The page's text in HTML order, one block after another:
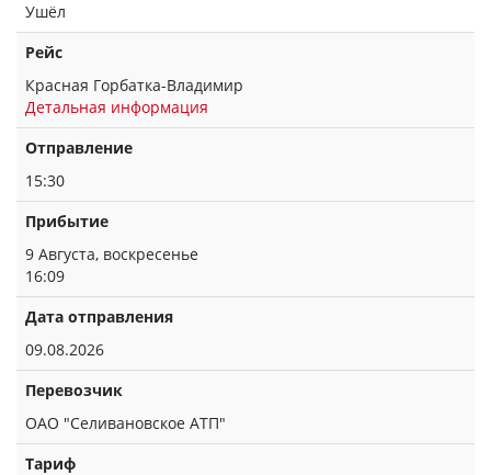
Ушёл
Рейс
Красная Горбатка-Владимир
Детальная информация
Отправление
15:30
Прибытие
9 Августа, воскресенье
16:09
Дата отправления
09.08.2026
Перевозчик
ОАО "Селивановское АТП"
Тариф